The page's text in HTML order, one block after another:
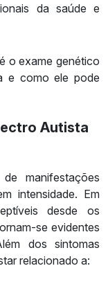
da saúde e
o exame genético
e como ele pode
Autista
manifestações
intensidade. Em
desde os
se evidentes
dos sintomas
relacionado a: